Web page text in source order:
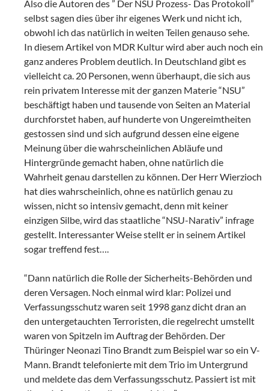
Also die Autoren des ” Der NSU Prozess- Das Protokoll”
selbst sagen dies über ihr eigenes Werk und nicht ich,
obwohl ich das natürlich in weiten Teilen genauso sehe.
In diesem Artikel von MDR Kultur wird aber auch noch ein
ganz anderes Problem deutlich. In Deutschland gibt es
vielleicht ca. 20 Personen, wenn überhaupt, die sich aus
rein privatem Interesse mit der ganzen Materie “NSU”
beschäftigt haben und tausende von Seiten an Material
durchforstet haben, auf hunderte von Ungereimtheiten
gestossen sind und sich aufgrund dessen eine eigene
Meinung über die wahrscheinlichen Abläufe und
Hintergründe gemacht haben, ohne natürlich die
Wahrheit genau darstellen zu können. Der Herr Wierzioch
hat dies wahrscheinlich, ohne es natürlich genau zu
wissen, nicht so intensiv gemacht, denn mit keiner
einzigen Silbe, wird das staatliche “NSU-Narativ” infrage
gestellt. Interessanter Weise stellt er in seinem Artikel
sogar treffend fest….
“Dann natürlich die Rolle der Sicherheits-Behörden und
deren Versagen. Noch einmal wird klar: Polizei und
Verfassungsschutz waren seit 1998 ganz dicht dran an
den untergetauchten Terroristen, die regelrecht umstellt
waren von Spitzeln im Auftrag der Behörden. Der
Thüringer Neonazi Tino Brandt zum Beispiel war so ein V-
Mann. Brandt telefonierte mit dem Trio im Untergrund
und meldete das dem Verfassungsschutz. Passiert ist mit